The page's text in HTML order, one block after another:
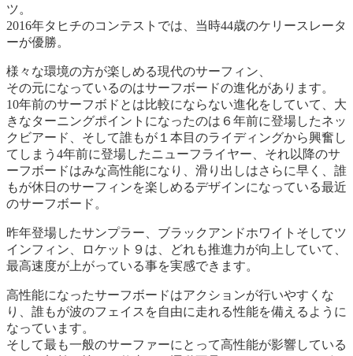
ツ。
2016年タヒチのコンテストでは、当時44歳のケリースレータ
ーが優勝。
様々な環境の方が楽しめる現代のサーフィン、
その元になっているのはサーフボードの進化があります。
10年前のサーフボドとは比較にならない進化をしていて、大
きなターニングポイントになったのは６年前に登場したネッ
クビアード、そして誰もが１本目のライディングから興奮し
てしまう4年前に登場したニューフライヤー、それ以降のサ
ーフボードはみな高性能になり、滑り出しはさらに早く、誰
もが休日のサーフィンを楽しめるデザインになっている最近
のサーフボード。
昨年登場したサンプラー、ブラックアンドホワイトそしてツ
インフィン、ロケット９は、どれも推進力が向上していて、
最高速度が上がっている事を実感できます。
高性能になったサーフボードはアクションが行いやすくな
り、誰もが波のフェイスを自由に走れる性能を備えるように
なっています。
そして最も一般のサーファーにとって高性能が影響している